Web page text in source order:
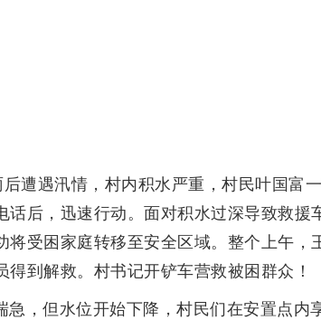
遭遇汛情，村内积水严重，村民叶国富
后，迅速行动。面对积水过深导致救援
受困家庭转移至安全区域。整个上午，
到解救。村书记开铲车营救被困群众！
，但水位开始下降，村民们在安置点内